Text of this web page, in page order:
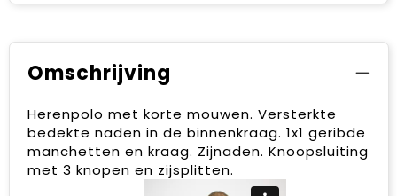
Omschrijving
Herenpolo met korte mouwen. Versterkte
bedekte naden in de binnenkraag. 1x1 geribde
manchetten en kraag. Zijnaden. Knoopsluiting
met 3 knopen en zijsplitten.